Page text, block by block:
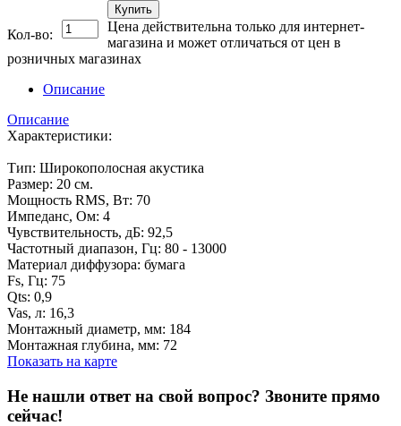
Кол-во:
Купить
Цена действительна только для интернет-
магазина и может отличаться от цен в
розничных магазинах
Описание
Описание
Характеристики:
Тип: Широкополосная акустика
Размер: 20 см.
Мощность RMS, Вт: 70
Импеданс, Ом: 4
Чувствительность, дБ: 92,5
Частотный диапазон, Гц: 80 - 13000
Материал диффузора: бумага
Fs, Гц: 75
Qts: 0,9
Vas, л: 16,3
Монтажный диаметр, мм: 184
Монтажная глубина, мм: 72
Показать на карте
Не нашли ответ на свой вопрос? Звоните прямо
сейчас!